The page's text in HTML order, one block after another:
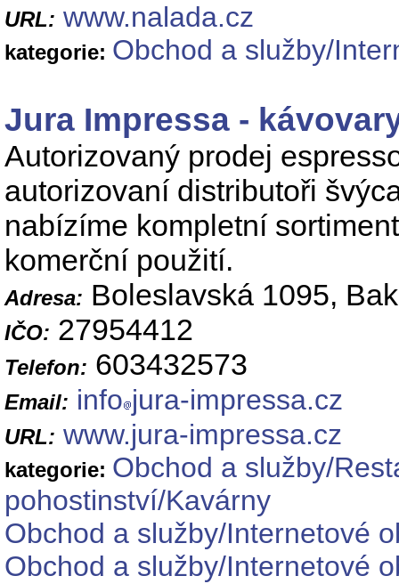
URL: www.nalada.cz
kategorie: Obchod a služby/
Jura Impressa -
Autorizovaný prodej
autorizovaní distributoři
nabízíme kompletní
komerční použití.
Adresa: Boleslavská 1095,
IČO: 27954412
Telefon: 603432573
Email: info jura-impressa.cz
URL: www.jura-impressa.cz
kategorie: Obchod a služby/
pohostinství/Kavárny
Obchod a služby/Internetové
Obchod a služby/Internetové